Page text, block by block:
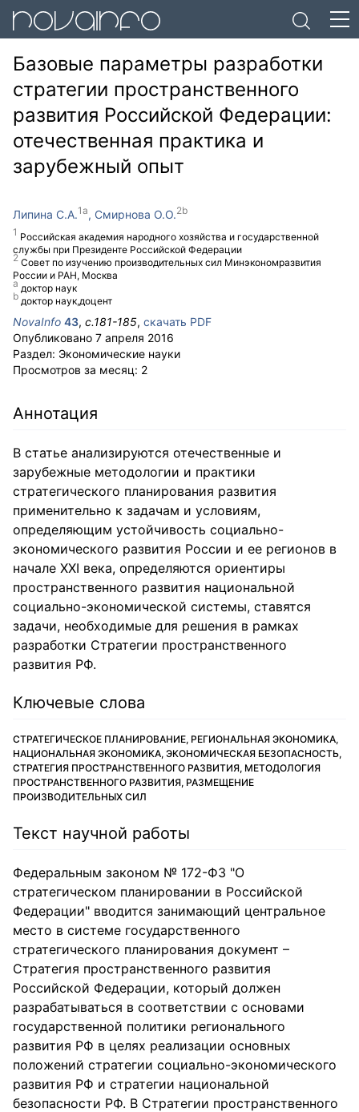
Базовые параметры разработки
стратегии пространственного
развития Российской Федерации:
отечественная практика и
зарубежный опыт
Липина С.А.
Российская академия народного хозяйства и государственной
службы при Президенте Российской Федерации
доктор наук
Смирнова О.О.
Совет по изучению производительных сил Минэкономразвития
России и РАН, Москва
доктор наук,доцент
NovaInfo 43, с.181-185, скачать PDF
Опубликовано 7 апреля 2016
Раздел: Экономические науки
Просмотров за месяц: 2
Аннотация
В статье анализируются отечественные и
зарубежные методологии и практики
стратегического планирования развития
применительно к задачам и условиям,
определяющим устойчивость социально-
экономического развития России и ее регионов в
начале ХХI века, определяются ориентиры
пространственного развития национальной
социально-экономической системы, ставятся
задачи, необходимые для решения в рамках
разработки Стратегии пространственного
развития РФ.
Ключевые слова
СТРАТЕГИЧЕСКОЕ ПЛАНИРОВАНИЕ, РЕГИОНАЛЬНАЯ ЭКОНОМИКА,
НАЦИОНАЛЬНАЯ ЭКОНОМИКА, ЭКОНОМИЧЕСКАЯ БЕЗОПАСНОСТЬ,
СТРАТЕГИЯ ПРОСТРАНСТВЕННОГО РАЗВИТИЯ, МЕТОДОЛОГИЯ
ПРОСТРАНСТВЕННОГО РАЗВИТИЯ, РАЗМЕЩЕНИЕ
ПРОИЗВОДИТЕЛЬНЫХ СИЛ
Текст научной работы
Федеральным законом № 172-ФЗ "О
стратегическом планировании в Российской
Федерации" вводится занимающий центральное
место в системе государственного
стратегического планирования документ –
Стратегия пространственного развития
Российской Федерации, который должен
разрабатываться в соответствии с основами
государственной политики регионального
развития РФ в целях реализации основных
положений стратегии социально-экономического
развития РФ и стратегии национальной
безопасности РФ. В Стратегии пространственного